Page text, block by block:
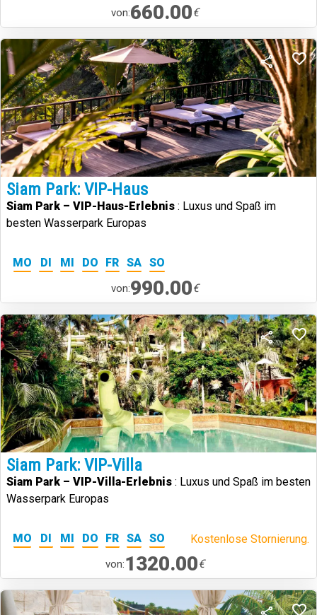
von:660.00€
Siam Park: VIP-Haus
Siam Park – VIP-Haus-Erlebnis : Luxus und Spaß im
besten Wasserpark Europas
MO DI MI DO FR SA SO
von:990.00€
Siam Park: VIP-Villa
Siam Park – VIP-Villa-Erlebnis : Luxus und Spaß im besten
Wasserpark Europas
MO DI MI DO FR SA SO Kostenlose Stornierung.
von:1320.00€